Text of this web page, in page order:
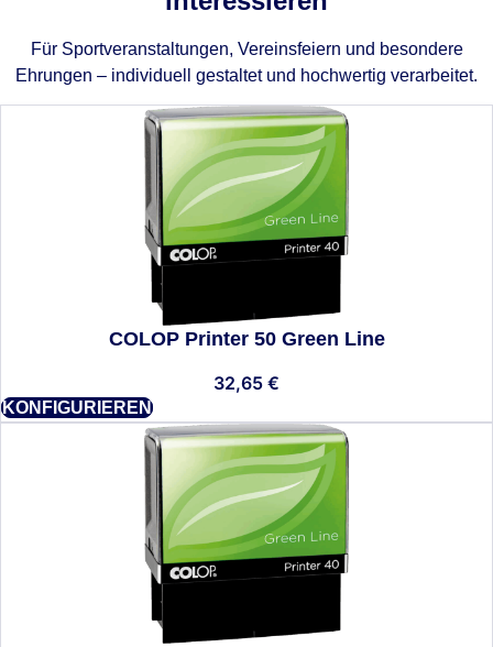
Für Sportveranstaltungen, Vereinsfeiern und besondere
Ehrungen – individuell gestaltet und hochwertig verarbeitet.
COLOP Printer 50 Green Line
32,65 €
KONFIGURIEREN